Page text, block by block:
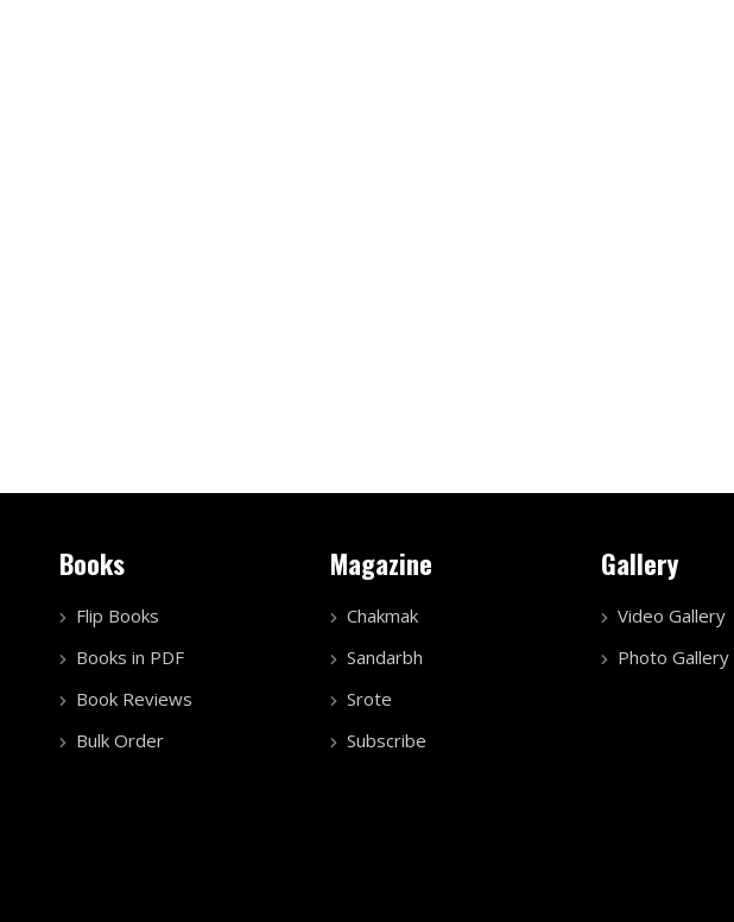
Books
Flip Books
Books in PDF
Book Reviews
Bulk Order
Magazine
Chakmak
Sandarbh
Srote
Subscribe
Gallery
Video Gallery
Photo Gallery